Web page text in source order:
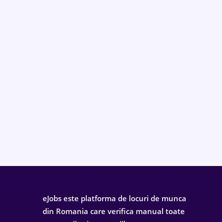
eJobs este platforma de locuri de munca
din Romania care verifica manual toate